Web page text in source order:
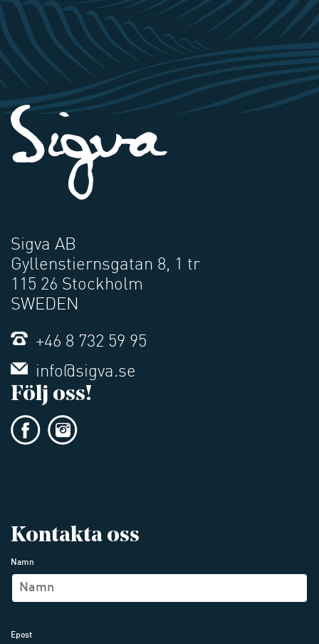
Sigva AB
Gyllenstiernsgatan 8, 1 tr
115 26 Stockholm
SWEDEN
+46 8 732 59 95
info@sigva.se
Följ oss!
Kontakta oss
Namn
Epost